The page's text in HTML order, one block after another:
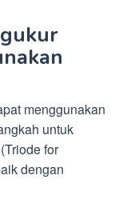
menggunakan
untuk
for
dengan